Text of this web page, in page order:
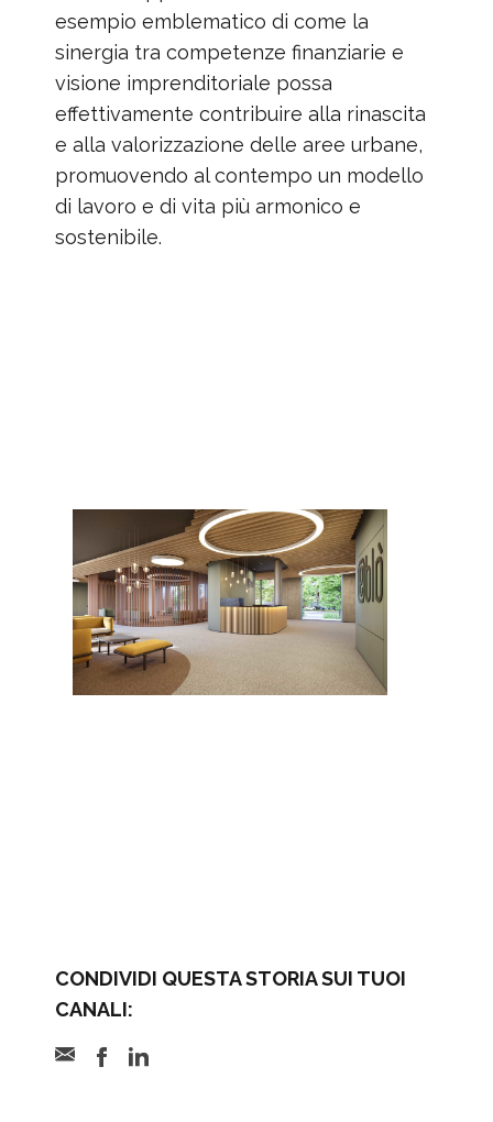
esempio emblematico di come la
sinergia tra competenze finanziarie e
visione imprenditoriale possa
effettivamente contribuire alla rinascita
e alla valorizzazione delle aree urbane,
promuovendo al contempo un modello
di lavoro e di vita più armonico e
sostenibile.
CONDIVIDI QUESTA STORIA SUI TUOI
CANALI: